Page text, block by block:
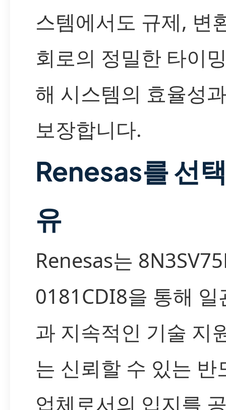
스템에서도 규제, 변
회로의 정밀한 타이
해 시스템의 효율성
보장합니다.
Renesas를 선
유
Renesas는
0181CDI8을 통해 일
과 지속적인 기술 지
는 신뢰할 수 있는 반
업체로서의 입지를